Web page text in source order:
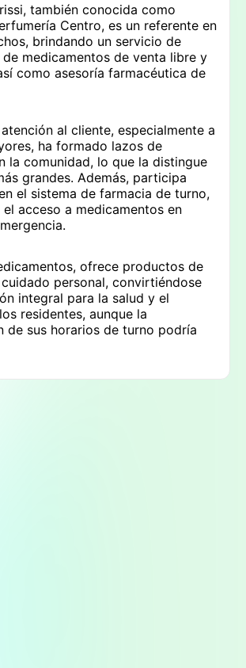
también conocida como
Centro, es un referente en
brindando un servicio de
medicamentos de venta libre y
como asesoría farmacéutica de
al cliente, especialmente a
ha formado lazos de
la comunidad, lo que la distingue
grandes. Además, participa
el sistema de farmacia de turno,
acceso a medicamentos en
ofrece productos de
personal, convirtiéndose
integral para la salud y el
residentes, aunque la
de sus horarios de turno podría